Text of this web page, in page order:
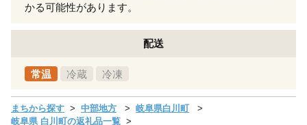
かる可能性があります。
配送
常温 冷蔵 冷凍
まちから探す 中部地方
岐阜県白川町
岐阜県 白川町の返礼品一覧